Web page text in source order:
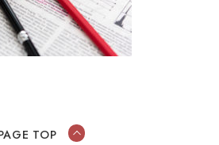
TOP